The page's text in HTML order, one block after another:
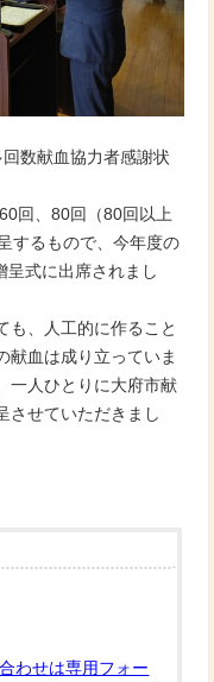
数献血協力者感謝状
回、80回（80回以上
するもので、今年度の
呈式に出席されまし
、人工的に作ること
献血は成り立っていま
一人ひとりに大府市献
させていただきまし
わせは専用フォー